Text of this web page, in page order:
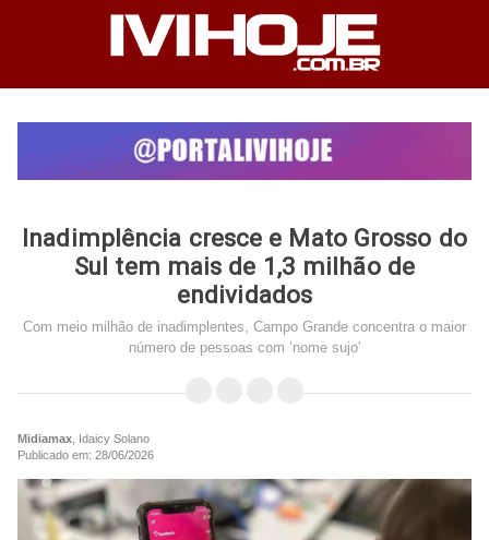
Inadimplência cresce e Mato Grosso do
Sul tem mais de 1,3 milhão de
endividados
Com meio milhão de inadimplentes, Campo Grande concentra o maior
número de pessoas com ‘nome sujo’
Midiamax , Idaicy Solano
Publicado em: 28/06/2026